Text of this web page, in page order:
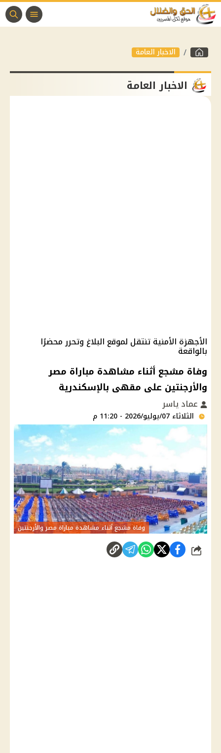
الاخبار العامة
الاخبار العامة
الأجهزة الأمنية تنتقل لموقع البلاغ وتحرر محضرًا
بالواقعة
وفاة مشجع أثناء مشاهدة مباراة مصر
والأرجنتين على مقهى بالإسكندرية
عماد ياسر
الثلاثاء 07/يوليو/2026 - 11:20 م
وفاة مشجع أثناء مشاهدة مباراة مصر والأرجنتين
شارك